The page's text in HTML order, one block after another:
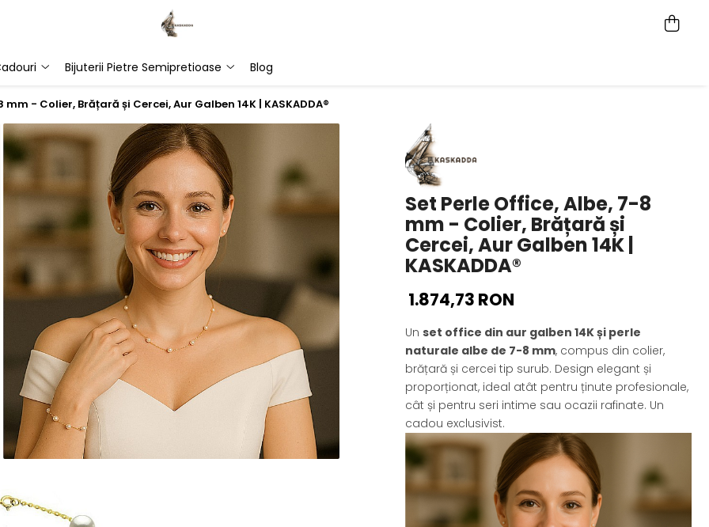
Bijuterii Pietre Semipretioase Blog
mm - Colier, Brățară și Cercei, Aur Galben 14K | KASKADDA®
Set Perle Office, Albe, 7-8
mm - Colier, Brățară și
Cercei, Aur Galben 14K |
KASKADDA®
1.874,73 RON
Unset office din aur galben 14K și perle
naturale albe de 7-8 mm, compus din colier,
brățară și cercei tip surub. Design elegant și
proporționat, ideal atât pentru ținute profesionale,
cât și pentru seri intime sau ocazii rafinate. Un
cadou exclusivist.